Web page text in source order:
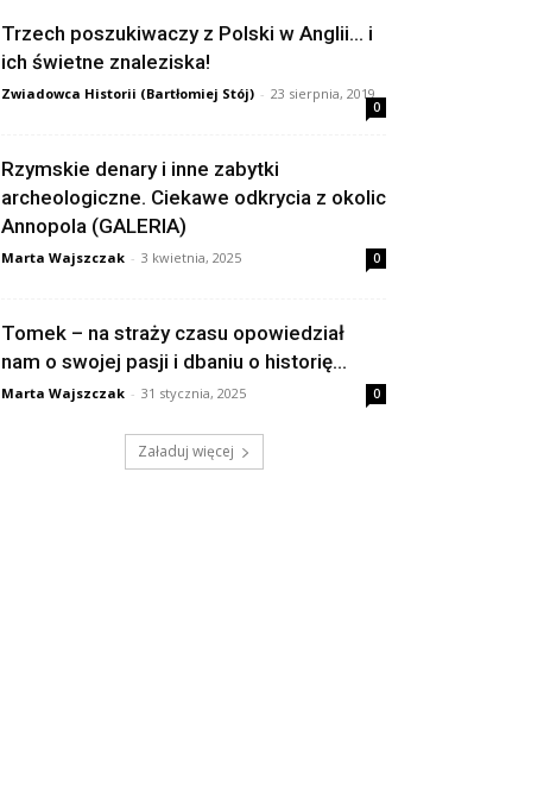
Trzech poszukiwaczy z Polski w Anglii… i
ich świetne znaleziska!
Zwiadowca Historii (Bartłomiej Stój) - 23 sierpnia, 2019
0
Rzymskie denary i inne zabytki
archeologiczne. Ciekawe odkrycia z okolic
Annopola (GALERIA)
Marta Wajszczak - 3 kwietnia, 2025 0
Tomek – na straży czasu opowiedział
nam o swojej pasji i dbaniu o historię...
Marta Wajszczak - 31 stycznia, 2025 0
Załaduj więcej